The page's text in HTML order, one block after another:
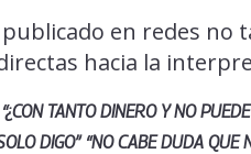
en redes no
hacia la
“¿CON TANTO DINERO Y NO
DIGO” “NO CABE DUDA QUE